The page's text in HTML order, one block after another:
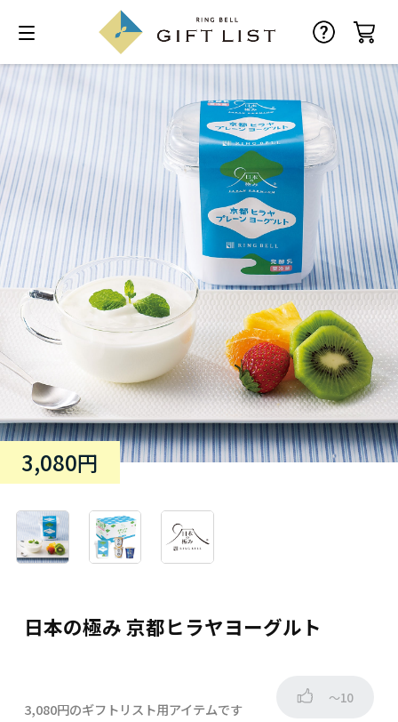
日本の極み 京都ヒラヤヨーグルト
3,080円
3,080円のギフトリスト用アイテムです
～10